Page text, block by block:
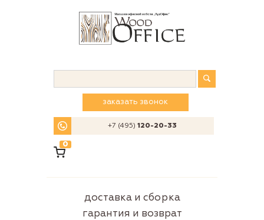
заказать звонок
+7 (495)120-20-33
0
доставка и сборка
гарантия и возврат